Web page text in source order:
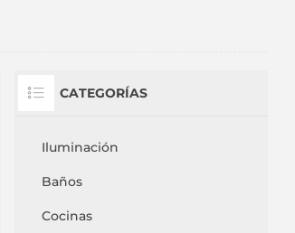
CATEGORÍAS
Iluminación
Baños
Cocinas